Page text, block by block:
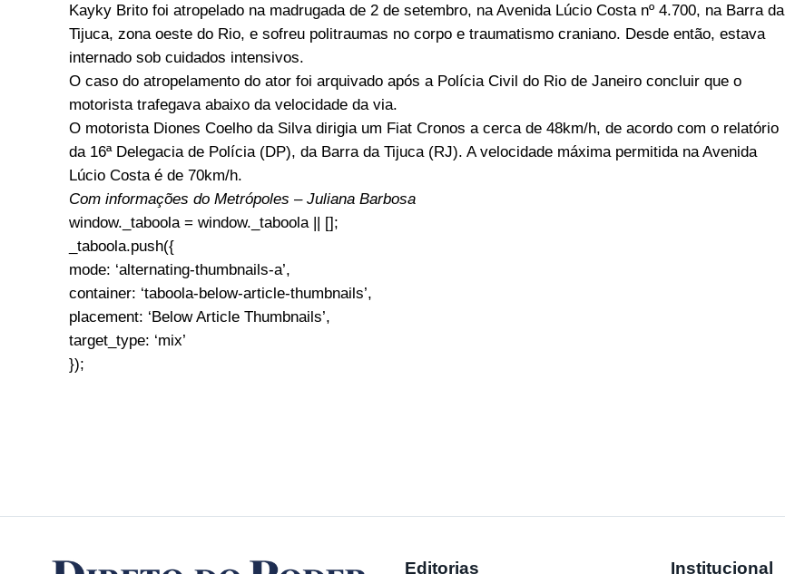
Kayky Brito foi atropelado na madrugada de 2 de setembro, na Avenida Lúcio Costa nº 4.700, na Barra da
Tijuca, zona oeste do Rio, e sofreu politraumas no corpo e traumatismo craniano. Desde então, estava
internado sob cuidados intensivos.
O caso do atropelamento do ator foi arquivado após a Polícia Civil do Rio de Janeiro concluir que o
motorista trafegava abaixo da velocidade da via.
O motorista Diones Coelho da Silva dirigia um Fiat Cronos a cerca de 48km/h, de acordo com o relatório
da 16ª Delegacia de Polícia (DP), da Barra da Tijuca (RJ). A velocidade máxima permitida na Avenida
Lúcio Costa é de 70km/h.
Com informações do Metrópoles – Juliana Barbosa
window._taboola = window._taboola || [];
_taboola.push({
mode: ‘alternating-thumbnails-a’,
container: ‘taboola-below-article-thumbnails’,
placement: ‘Below Article Thumbnails’,
target_type: ‘mix’
});
Editorias Institucional